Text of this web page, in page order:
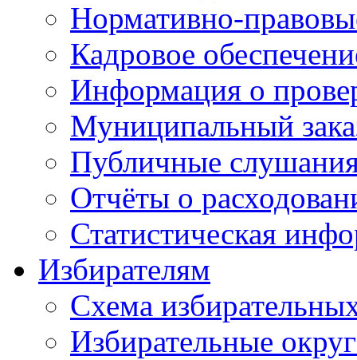
Нормативно-
Кадровое
Информация о
Муниципальный
Публичные
Отчёты о
Статистическая
Избирателям
Схема
Избирательные